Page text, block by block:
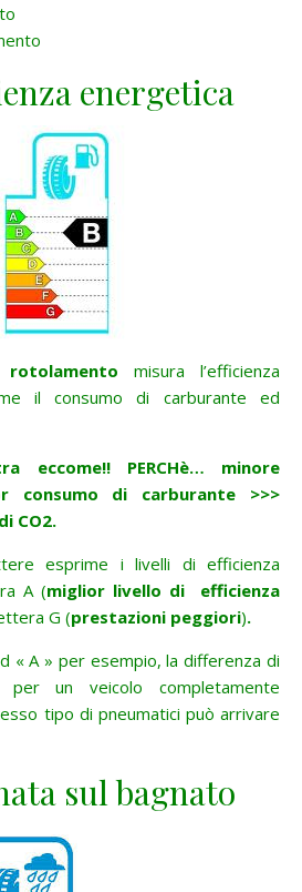
energetica
rotolamento misura l’efficienza
il consumo di carburante ed
eccome!! PERCHè… minore
consumo di carburante >>>
CO2.
esprime i livelli di efficienza
A (miglior livello di efficienza
G (prestazioni peggiori).
« A » per esempio, la differenza di
per un veicolo completamente
tipo di pneumatici può arrivare
sul bagnato